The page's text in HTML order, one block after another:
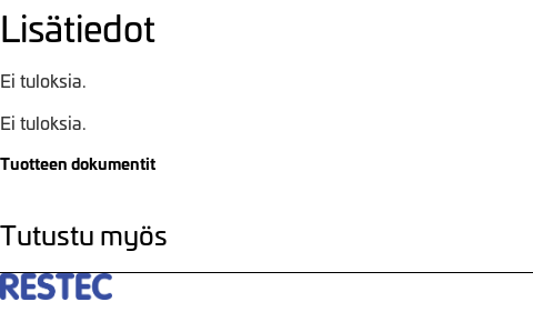
Lisätiedot
Ei tuloksia.
Ei tuloksia.
Tuotteen dokumentit
Tutustu myös